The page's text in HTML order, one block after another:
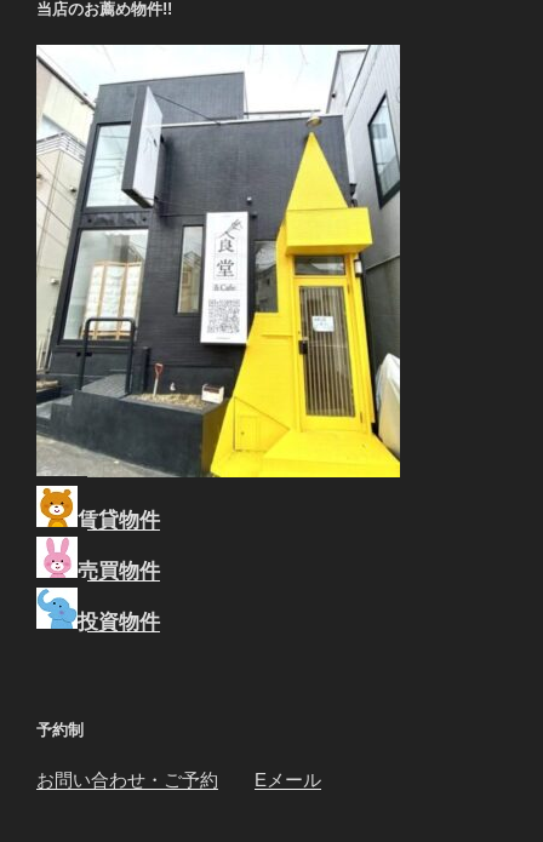
当店のお薦め物件!!
賃貸物件
売買物件
投資物件
予約制
お問い合わせ・ご予約 Eメール